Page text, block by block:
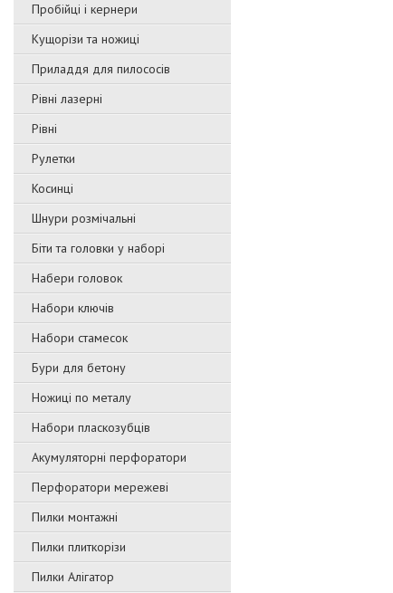
Пробійці і кернери
Кущорізи та ножиці
Приладдя для пилососів
Рівні лазерні
Рівні
Рулетки
Косинці
Шнури розмічальні
Біти та головки у наборі
Набери головок
Набори ключів
Набори стамесок
Бури для бетону
Ножиці по металу
Набори пласкозубців
Акумуляторні перфоратори
Перфоратори мережеві
Пилки монтажні
Пилки плиткорізи
Пилки Алігатор